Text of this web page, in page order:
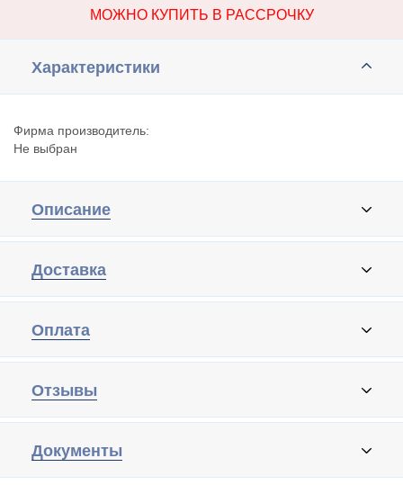
МОЖНО КУПИТЬ В РАССРОЧКУ
Характеристики
Фирма производитель:
Не выбран
Описание
Доставка
Оплата
Отзывы
Документы